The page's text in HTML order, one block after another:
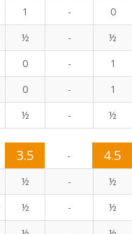
1 - 0
½ - ½
0 - 1
0 - 1
½ - ½
3.5 - 4.5
½ - ½
½ - ½